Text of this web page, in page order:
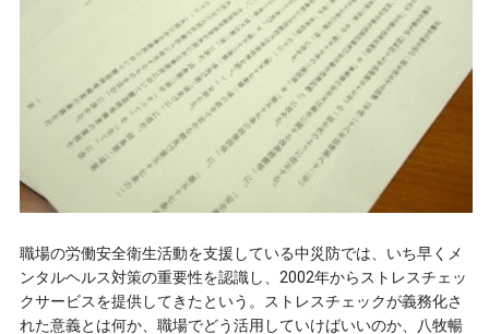
職場の労働安全衛生活動を支援している中災防では、いち早くメ
ンタルヘルス対策の重要性を認識し、2002年からストレスチェッ
クサービスを提供してきたという。ストレスチェックが義務化さ
れた意義とは何か、職場でどう活用していけばいいのか、八牧暢